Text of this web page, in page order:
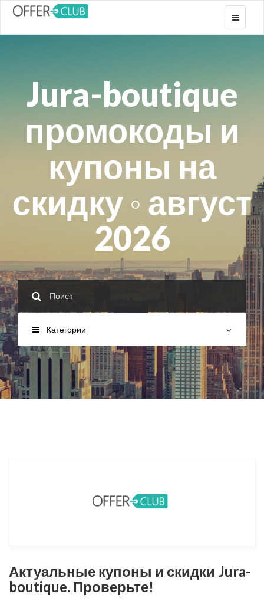
Toggle
Jura-boutique
промокоды и
купоны на
скидку ◦ август
2026
Категории
Актуальные купоны и скидки Jura-
boutique. Проверьте!